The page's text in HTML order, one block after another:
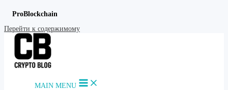
ProBlockchain
Перейти к содержимому
MAIN MENU